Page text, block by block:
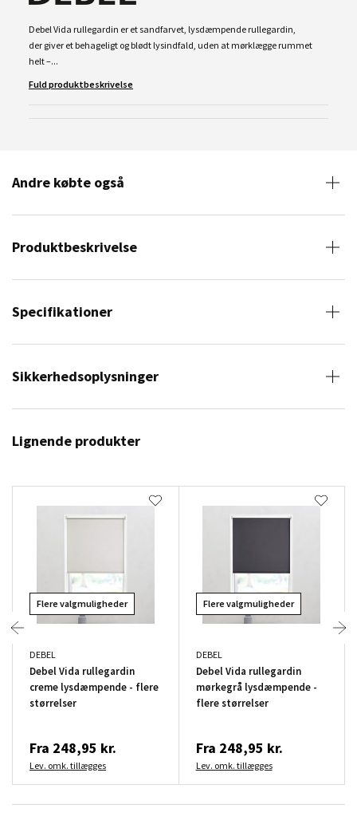
Debel Vida rullegardin er et sandfarvet, lysdæmpende rullegardin,
der giver et behageligt og blødt lysindfald, uden at mørklægge rummet
helt –...
Fuld produktbeskrivelse
Andre købte også
Produktbeskrivelse
Specifikationer
Sikkerhedsoplysninger
Lignende produkter
Flere valgmuligheder
DEBEL
Debel Vida rullegardin
creme lysdæmpende - flere
størrelser
Fra 248,95 kr.
Lev. omk. tillægges
Flere valgmuligheder
DEBEL
Debel Vida rullegardin
mørkegrå lysdæmpende -
flere størrelser
Fra 248,95 kr.
Lev. omk. tillægges